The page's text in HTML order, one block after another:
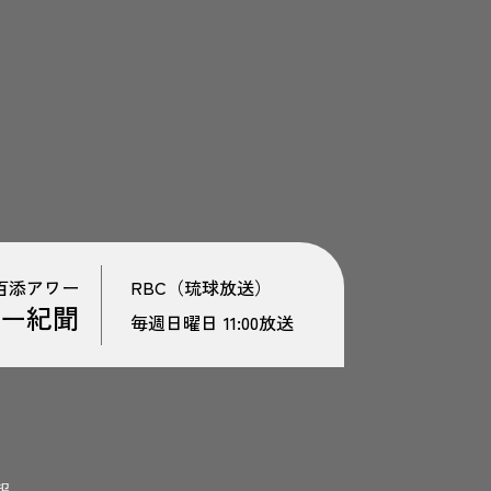
添アワー
紀聞
RBC（琉球放送）
毎週日曜日 11:00放送